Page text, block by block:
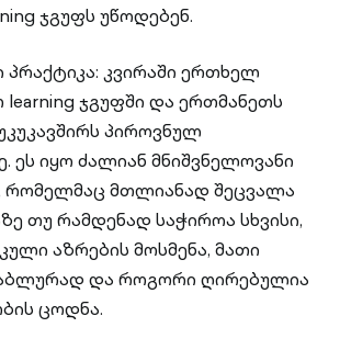
ჯგუფს უწოდებენ.
პრაქტიკა: კვირაში ერთხელ
ჯგუფში და ერთმანეთს
პიროვნულ
ეს იყო ძალიან მნიშვნელოვანი
რომელმაც მთლიანად შეცვალა
თუ რამდენად საჭიროა სხვისი,
აზრების მოსმენა, მათი
და როგორი ღირებულია
ცოდნა.